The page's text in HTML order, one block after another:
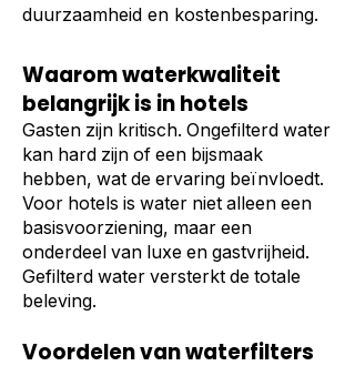
duurzaamheid en kostenbesparing.
Waarom waterkwaliteit
belangrijk is in hotels
Gasten zijn kritisch. Ongefilterd water
kan hard zijn of een bijsmaak
hebben, wat de ervaring beïnvloedt.
Voor hotels is water niet alleen een
basisvoorziening, maar een
onderdeel van luxe en gastvrijheid.
Gefilterd water versterkt de totale
beleving.
Voordelen van waterfilters